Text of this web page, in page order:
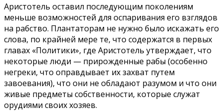
Аристотель оставил последующим поколениям
меньше возможностей для оспаривания его взглядов
на рабство. Плантаторам не нужно было искажать его
слова, по крайней мере те, что содержатся в первых
главах «Политики», где Аристотель утверждает, что
некоторые люди — прирожденные рабы (особенно
негреки, что оправдывает их захват путем
завоевания), что они не обладают разумом и что они
живые предметы собственности, которые служат
орудиями своих хозяев.